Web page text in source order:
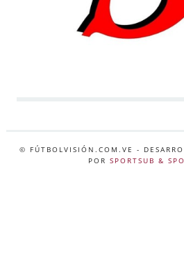
© FÚTBOLVISIÓN.COM.VE -
POR SPORTSUB &